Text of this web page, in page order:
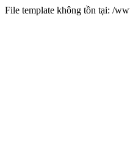
File template không tồn tại: /